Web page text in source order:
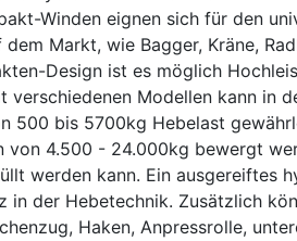
Winden eignen sich für den
Markt, wie Bagger, Kräne,
Design ist es möglich
Modellen kann in
500 bis 5700kg Hebelast
von 4.500 - 24.000kg bewergt
werden kann. Ein ausgereiftes
der Hebetechnik. Zusätzlich
Haken, Anpressrolle,